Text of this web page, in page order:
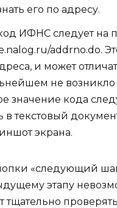
его по адресу.
ИФНС следует на
addrno.do.
и может
не
значение кода
в текстовый
экрана.
«следующий
этапу
тщательно